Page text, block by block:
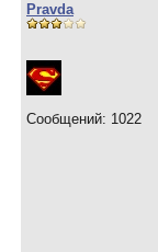
Pravda
Сообщений: 1022